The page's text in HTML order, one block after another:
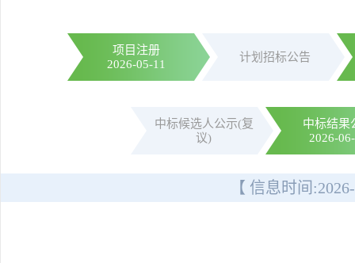
项目注册
2026-05-11
计划招标公告
中标候选人公示(复
议)
中标结果
2026-
【 信息时间: